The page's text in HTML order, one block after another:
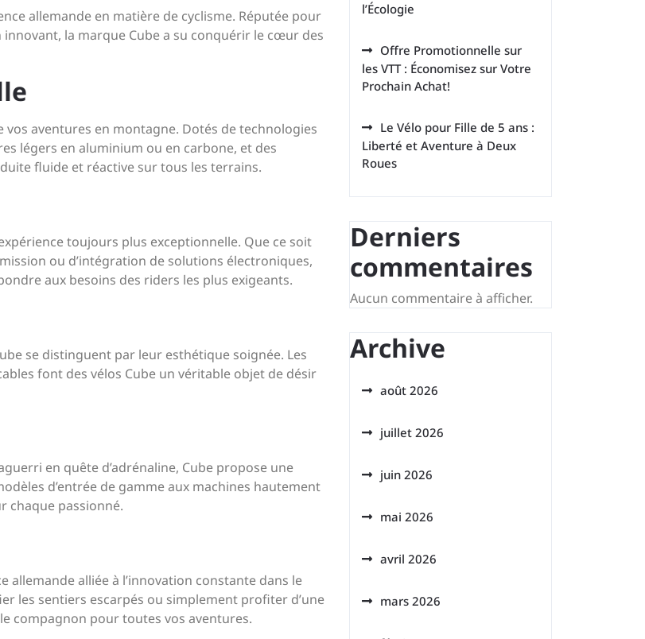
allemande en matière de cyclisme. Réputée pour
la marque Cube a su conquérir le cœur des
vos aventures en montagne. Dotés de technologies
légers en aluminium ou en carbone, et des
fluide et réactive sur tous les terrains.
toujours plus exceptionnelle. Que ce soit
ou d’intégration de solutions électroniques,
aux besoins des riders les plus exigeants.
se distinguent par leur esthétique soignée. Les
font des vélos Cube un véritable objet de désir
en quête d’adrénaline, Cube propose une
d’entrée de gamme aux machines hautement
chaque passionné.
allemande alliée à l’innovation constante dans le
les sentiers escarpés ou simplement profiter d’une
compagnon pour toutes vos aventures.
l’Écologie
Offre Promotionnelle sur
les VTT : Économisez sur Votre
Prochain Achat!
Le Vélo pour Fille de 5 ans :
Liberté et Aventure à Deux
Roues
Derniers
commentaires
Aucun commentaire à afficher.
Archive
août 2026
juillet 2026
juin 2026
mai 2026
avril 2026
mars 2026